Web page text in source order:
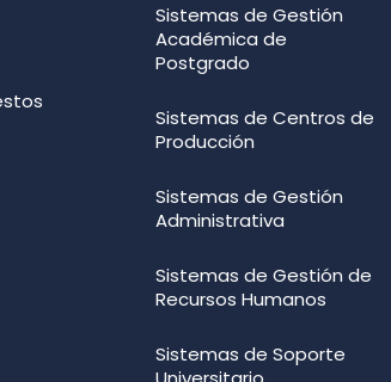
Sistemas de Gestión
Académica de
Postgrado
Sistemas de Centros de
Producción
Sistemas de Gestión
Administrativa
Sistemas de Gestión de
Recursos Humanos
Sistemas de Soporte